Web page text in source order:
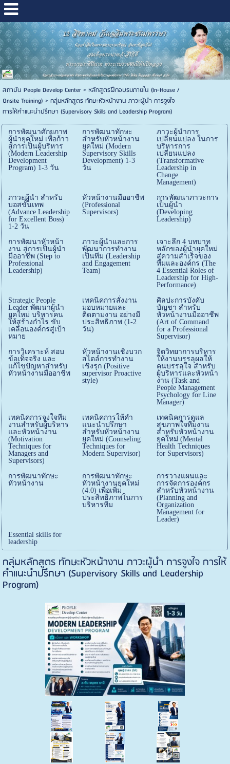
สถาบัน People Develop Center> หลักสูตรฝึกอบรมภายใน (In-House /
Onsite Training) > กลุ่มหลักสูตร ทักษะหัวหน้างาน ภาวะผู้นำ การจูงใจ
การให้คำแนะนำปรึกษา (Supervisory Skills and Leadership Program)
การพัฒนาศักยภาพ
ผู้นำยุคใหม่ เพื่อก้าว
สู่การเป็นผู้บริหาร
(Modern Leadership
Development
Program) 1-3 วัน
การพัฒนาทักษะ
สำหรับหัวหน้างาน
ยุคใหม่ (Modern
Supervisory Skills
Development) 1-3
วัน
ภาวะผู้นำการ
เปลี่ยนแปลง ในการ
บริหารการ
เปลี่ยนแปลง
(Transformative
Leadership in
Change
Management)
ภาวะผู้นำ สำหรับ
บอสขั้นเทพ
(Advance Leadership
for Excellent Boss)
1-2 วัน
หัวหน้างานมืออาชีพ
(Professional
Supervisors)
การพัฒนาภาวะการ
เป็นผู้นำ
(Developing
Leadership)
การพัฒนาหัวหน้า
งาน สู่การเป็นผู้นำ
มืออาชีพ (Step to
Professional
Leadership)
ภาวะผู้นำและการ
พัฒนาการทำงาน
เป็นทีม (Leadership
and Engagement
Team)
เจาะลึก 4 บทบาท
หลักของผู้นำยุคใหม่
สู่ความสำเร็จของ
ทีมและองค์กร (The
4 Essential Roles of
Leadership for High-
Performance)
Strategic People
Leader พัฒนาผู้นำ
ยุคใหม่ บริหารคน
ให้สร้างกำไร ขับ
เคลื่อนองค์กรสู่เป้า
หมาย
เทคนิคการสั่งงาน
มอบหมายและ
ติดตามงาน อย่างมี
ประสิทธิภาพ (1-2
วัน)
ศิลปะการบังคับ
บัญชา สำหรับ
หัวหน้างานมืออาชีพ
(Art of Command
for a Professional
Supervisor)
การวิเคราะห์ สอบ
ข้อเท็จจริง และ
แก้ไขปัญหาสำหรับ
หัวหน้างานมืออาชีพ
หัวหน้างานเชิงบวก
สไตล์การทำงาน
เชิงรุก (Positive
supervisor Proactive
style)
จิตวิทยาการบริหาร
ให้งานบรรลุผลให้
คนบรรลุใจ สำหรับ
ผู้บริหารและหัวหน้า
งาน (Task and
People Management
Psychology for Line
Manager)
เทคนิคการจูงใจทีม
งานสำหรับผู้บริหาร
และหัวหน้างาน
(Motivation
Techniques for
Managers and
Supervisors)
เทคนิคการให้คำ
แนะนำปรึกษา
สำหรับหัวหน้างาน
ยุคใหม่ (Counseling
Techniques for
Modern Supervisor)
เทคนิคการดูแล
สุขภาพใจทีมงาน
สำหรับหัวหน้างาน
ยุคใหม่ (Mental
Health Techniques
for Supervisors)
การพัฒนาทักษะ
หัวหน้างาน
การพัฒนาทักษะ
หัวหน้างานยุคใหม่
(4.0) เพื่อเพิ่ม
ประสิทธิภาพในการ
บริหารทีม
การวางแผนและ
การจัดการองค์กร
สำหรับหัวหน้างาน
(Planning and
Organization
Management for
Leader)
Essential skills for
leadership
กลุ่มหลักสูตร ทักษะหัวหน้างาน ภาวะผู้นำ การจูงใจ การให้
คำแนะนำปรึกษา (Supervisory Skills and Leadership
Program)